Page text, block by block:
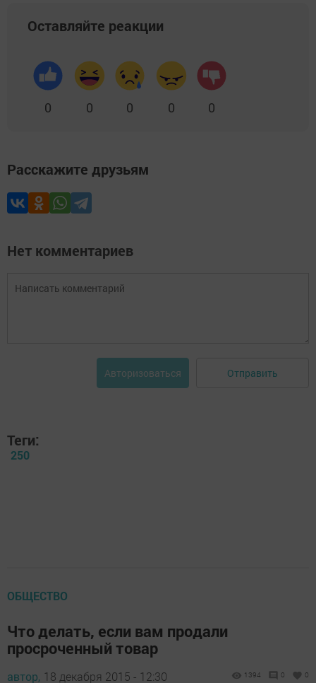
Оставляйте реакции
0 0 0 0 0
Расскажите друзьям
Нет комментариев
Авторизоваться Отправить
Теги:
250
ОБЩЕСТВО
Что делать, если вам продали
просроченный товар
автор, 18 декабря 2015 - 12:30 1394 0 0